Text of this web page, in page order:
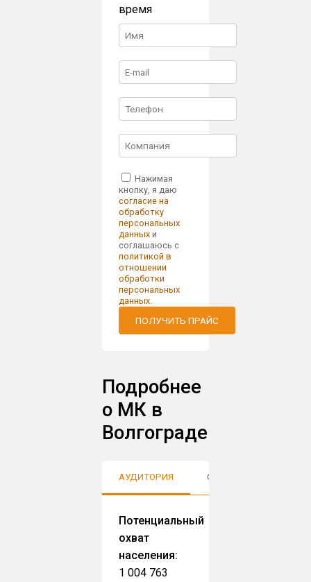
время
Нажимая
кнопку, я даю
согласие на
обработку
персональных
данныхи
соглашаюсь с
политикой в
отношении
обработки
персональных
данных.
ПОЛУЧИТЬ ПРАЙС
Подробнее
о МК в
Волгограде
АУДИТОРИЯ ОТЗЫВЫ
Потенциальный
охват
населения:
1 004 763